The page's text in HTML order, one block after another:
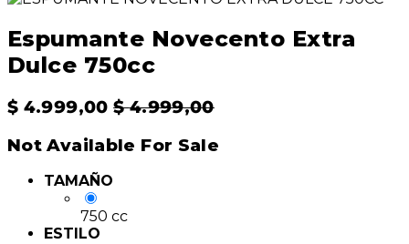
Espumante Novecento Extra
Dulce 750cc
$ 4.999,00 $4.999,00
Not Available For Sale
TAMAÑO
750 cc
ESTILO